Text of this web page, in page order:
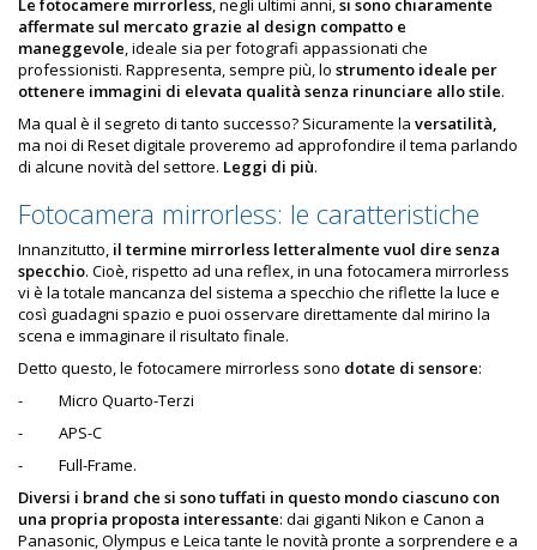
Le fotocamere mirrorless, negli ultimi anni,si sono chiaramente
affermate sul mercato grazie al design compatto e
maneggevole, ideale sia per fotografi appassionati che
professionisti. Rappresenta, sempre più, lo strumento ideale per
ottenere immagini di elevata qualità senza rinunciare allo stile.
Ma qual è il segreto di tanto successo? Sicuramente la versatilità,
ma noi di Reset digitale proveremo ad approfondire il tema parlando
di alcune novità del settore. Leggi di più.
Fotocamera mirrorless: le caratteristiche
Innanzitutto, il termine mirrorless letteralmente vuol dire senza
specchio. Cioè, rispetto ad una reflex, in una fotocamera mirrorless
vi è la totale mancanza del sistema a specchio che riflette la luce e
così guadagni spazio e puoi osservare direttamente dal mirino la
scena e immaginare il risultato finale.
Detto questo, le fotocamere mirrorless sono dotate di sensore:
-
Micro Quarto-Terzi
-
APS-C
-
Full-Frame.
Diversi i brand che si sono tuffati in questo mondo ciascuno con
una propria proposta interessante: dai giganti Nikon e Canon a
Panasonic, Olympus e Leica tante le novità pronte a sorprendere e a